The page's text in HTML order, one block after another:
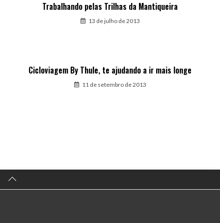
Trabalhando pelas Trilhas da Mantiqueira
13 de julho de 2013
Cicloviagem By Thule, te ajudando a ir mais longe
11 de setembro de 2013